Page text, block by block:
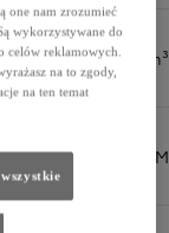
1987 cm³
223 KM
one nam zrozumieć
wykorzystywane do
celów reklamowych.
na to zgody,
na ten temat